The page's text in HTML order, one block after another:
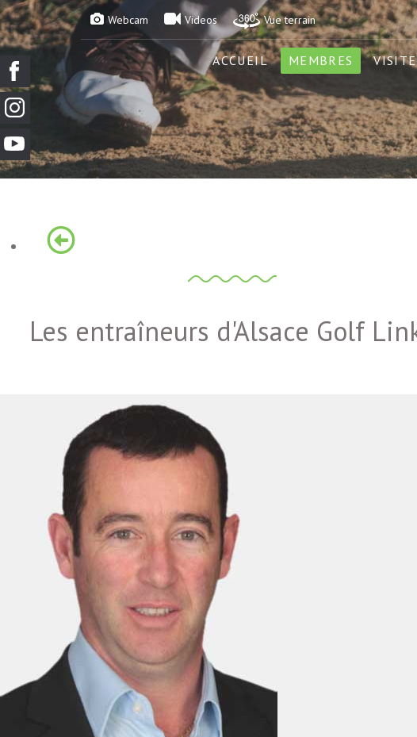
Webcam Videos Vue terrain
ACCUEIL MEMBRES
Les entraîneurs d'Alsace Golf